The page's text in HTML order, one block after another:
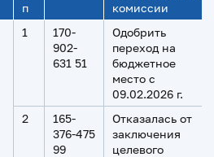
п
комиссии
1
170-
902-
631 51
Одобрить
переход на
бюджетное
место с
09.02.2026 г.
2
165-
376-475
99
Отказалась от
заключения
целевого